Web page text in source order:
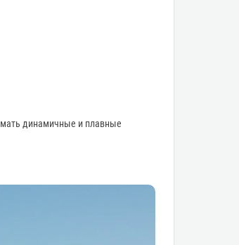
динамичные и плавные